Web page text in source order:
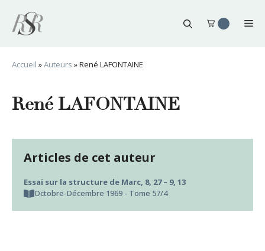
contenu
Accueil »Auteurs »René LAFONTAINE
René LAFONTAINE
Articles de cet auteur
Essai sur la structure de Marc, 8, 27 – 9, 13
Octobre-Décembre 1969 - Tome 57/4